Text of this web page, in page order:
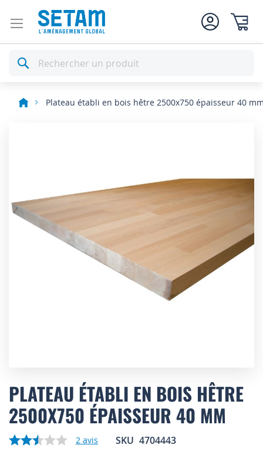
Rechercher
Plateau établi en bois hêtre 2500x750 épaisseur 40
images
gallery
to
the
beginning
of
images
PLATEAU ÉTABLI EN BOIS HÊTRE
2500X750 ÉPAISSEUR 40 MM
2 avis SKU 4704443